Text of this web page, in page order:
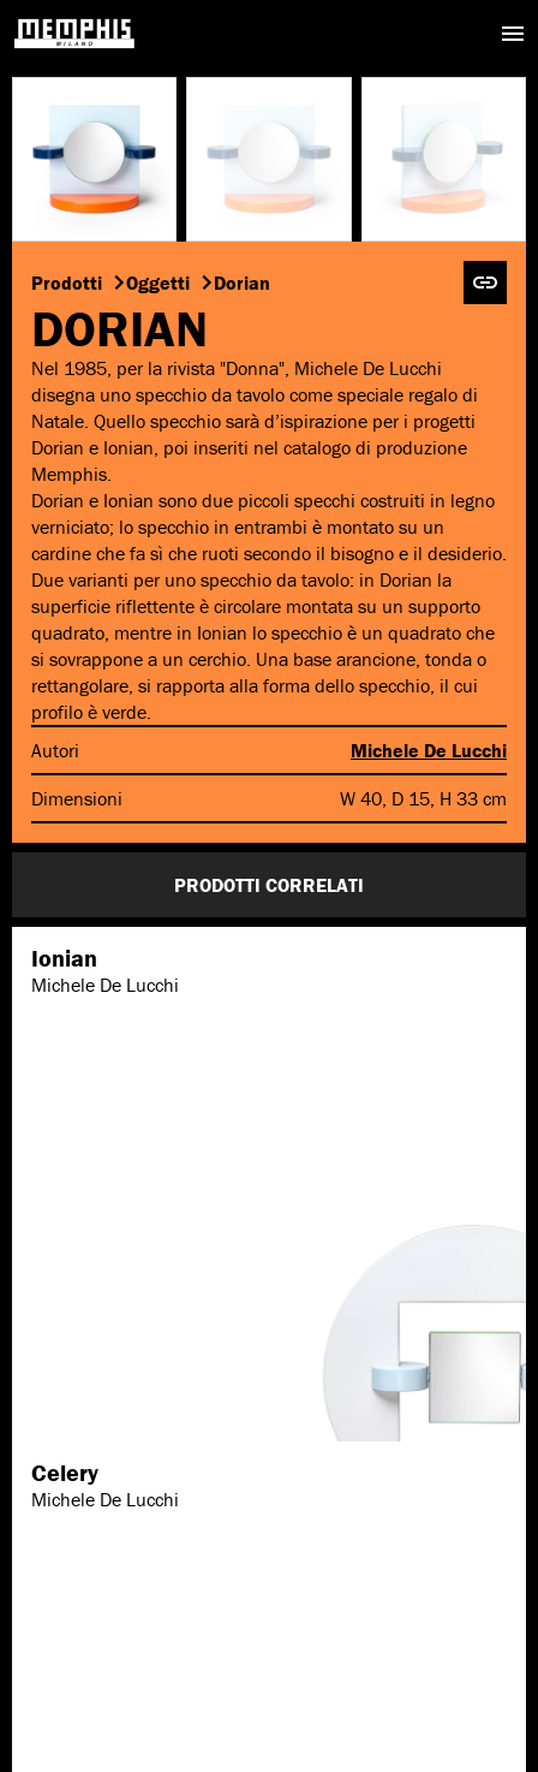
Prodotti Oggetti Dorian
DORIAN
Nel 1985, per la rivista "Donna", Michele De Lucchi
disegna uno specchio da tavolo come speciale regalo di
Natale. Quello specchio sarà d’ispirazione per i progetti
Dorian e Ionian, poi inseriti nel catalogo di produzione
Memphis.
Dorian e Ionian sono due piccoli specchi costruiti in legno
verniciato; lo specchio in entrambi è montato su un
cardine che fa sì che ruoti secondo il bisogno e il desiderio.
Due varianti per uno specchio da tavolo: in Dorian la
superficie riflettente è circolare montata su un supporto
quadrato, mentre in Ionian lo specchio è un quadrato che
si sovrappone a un cerchio. Una base arancione, tonda o
rettangolare, si rapporta alla forma dello specchio, il cui
profilo è verde.
Autori
Michele De Lucchi
Dimensioni
W 40, D 15, H 33 cm
PRODOTTI CORRELATI
Ionian
Michele De Lucchi
Celery
Michele De Lucchi